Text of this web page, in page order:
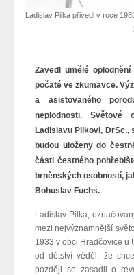
Ladislav Pilka přivedl v roce
Zavedl umělé
počaté ve zkumavce.
a asistovaného
neplodnosti. Světové
Ladislavu Pilkovi, DrSc.,
budou uloženy do
části čestného
brněnských osobností,
Bohuslav Fuchs.
Ladislav Pilka,
mezi nejvýznamnější
1933 v obci Hradčovice u
od dětství věděl, že
později se zasadil o